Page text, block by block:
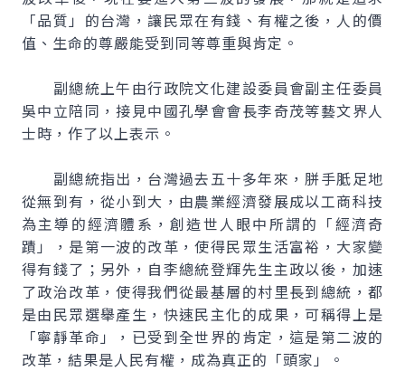
「品質」的台灣，讓民眾在有錢、有權之後，人的價
值、生命的尊嚴能受到同等尊重與肯定。
副總統上午由行政院文化建設委員會副主任委員
吳中立陪同，接見中國孔學會會長李奇茂等藝文界人
士時，作了以上表示。
副總統指出，台灣過去五十多年來，胼手胝足地
從無到有，從小到大，由農業經濟發展成以工商科技
為主導的經濟體系，創造世人眼中所謂的「經濟奇
蹟」，是第一波的改革，使得民眾生活富裕，大家變
得有錢了；另外，自李總統登輝先生主政以後，加速
了政治改革，使得我們從最基層的村里長到總統，都
是由民眾選舉產生，快速民主化的成果，可稱得上是
「寧靜革命」，已受到全世界的肯定，這是第二波的
改革，結果是人民有權，成為真正的「頭家」。